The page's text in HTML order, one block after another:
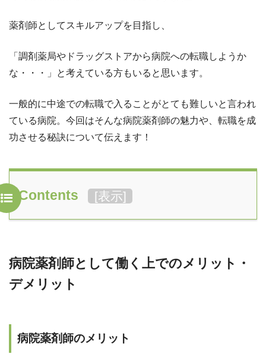
薬剤師としてスキルアップを目指し、
「調剤薬局やドラッグストアから病院への転職しようか
な・・・」と考えている方もいると思います。
一般的に中途での転職で入ることがとても難しいと言われ
ている病院。今回はそんな病院薬剤師の魅力や、転職を成
功させる秘訣について伝えます！
Contents [表示]
病院薬剤師として働く上でのメリット・
デメリット
病院薬剤師のメリット